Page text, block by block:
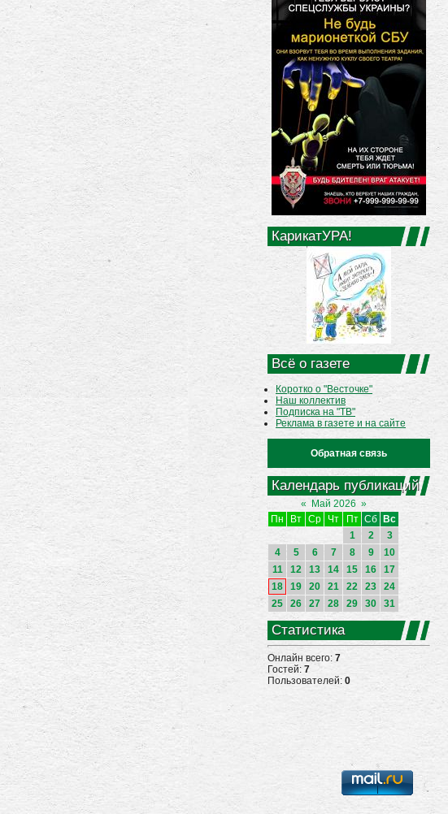
КарикатУРА!
Всё о газете
Коротко о "Весточке"
Наш коллектив
Подписка на "ТВ"
Реклама в газете и на сайте
Обратная связь
Календарь публикаций
« Май 2026 »
Пн
Вт Ср Чт Пт Сб
Вс
1
2
3
4
5 6 7 8 9
10
11
12 13 14 15 16
17
18
19 20 21 22 23
24
25
26 27 28 29 30 31
Статистика
Онлайн всего: 7
Гостей: 7
Пользователей: 0